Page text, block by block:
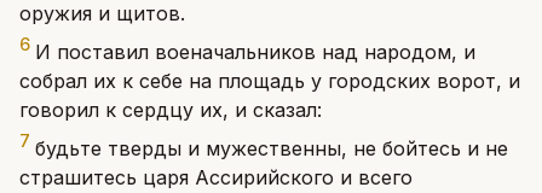
оружия и щитов.
6 И поставил военачальников над народом, и
собрал их к себе на площадь у городских ворот, и
говорил к сердцу их, и сказал:
7 будьте тверды и мужественны, не бойтесь и не
страшитесь царя Ассирийского и всего